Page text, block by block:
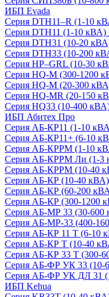
ИБП Evada
Серия DTH11–R (1-10
Серия DTH11 (1-10
Серия DTH31 (10-20
Серия DTH33 (10-200
Серия HP–GRL (10-30
Серия HQ-M (300-1200
Серия HQ-M (20-300
Серия HQ-MR (20-150
Серия HQ33 (10-400
ИБП Абитех Про
Серия АБ-КР11 (1-10
Серия АБ-КР11+ (6-10
Серия АБ-КРРМ (1-10
Серия АБ-КРРМ Ли (1-3
Серия АБ-КРРМ (10-40
Серия АБ-КР (10-40 кВА)
Серия АБ-КР (60-200
Серия АБ-КР (300-1200
Серия АБ-МР 33 (30-600
Серия АБ-МР-33 (400-
Серия АБ-КР 11 Т (6-10
Серия АБ-КР Т (10-40
Серия АБ-КР 33 Т (300-
Серия АБ-ФР УК 33 (10-
Серия АБ-ФР УК ДЛ 31
ИБП Kehua